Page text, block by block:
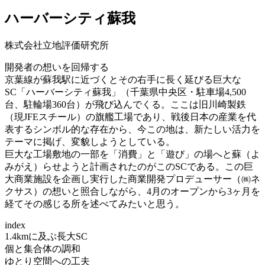
ハーバーシティ蘇我
株式会社立地評価研究所
開発者の想いを回帰する
京葉線が蘇我駅に近づくとその右手に長く延びる巨大な
SC「ハーバーシティ蘇我」（千葉県中央区・駐車場4,500
台、駐輪場360台）が飛び込んでくる。ここは旧川崎製鉄
（現JFEスチール）の旗艦工場であり、戦後日本の産業を代
表するシンボル的な存在から、今この地は、新たしい活力を
テーマに掲げ、変貌しようとしている。
巨大な工場敷地の一部を「消費」と「遊び」の場へと蘇（よ
みがえ）らせようと計画されたのがこのSCである。この巨
大商業施設を企画し実行した商業開発プロデューサー（㈱ネ
クサス）の想いと照合しながら、4月のオープンから3ヶ月を
経てその感じる所を述べてみたいと思う。
index
1.4kmに及ぶ長大SC
個と集合体の調和
ゆとり空間への工夫